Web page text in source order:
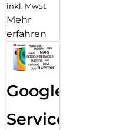
inkl. MwSt.
Mehr
erfahren
Google
Services